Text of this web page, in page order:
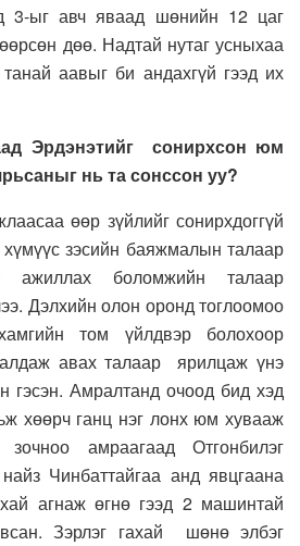
3-ыг авч яваад шөнийн 12 цаг
дөө. Надтай нутаг усныхаа
аавыг би андахгүй гээд их
Эрдэнэтийг сонирхсон юм
нь та сонссон уу?
өөр зүйлийг сонирхдоггүй
зэсийн баяжмалын талаар
ажиллах боломжийн талаар
Дэлхийн олон оронд тоглоомоо
том үйлдвэр болохоор
авах талаар ярилцаж үнэ
гэсэн. Амралтанд очоод бид хэд
хөөрч ганц нэг лонх юм хувааж
амраагаад Отгонбилэг
Чинбаттайгаа анд явцгаана
агнаж өгнө гээд 2 машинтай
Зэрлэг гахай шөнө элбэг